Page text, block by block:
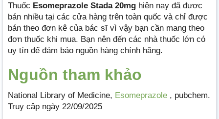
Thuốc Esomeprazole Stada 20mg hiện nay đã được
bán nhiều tại các cửa hàng trên toàn quốc và chỉ được
bán theo đơn kê của bác sĩ vì vậy bạn cần mang theo
đơn thuốc khi mua. Bạn nên đến các nhà thuốc lớn có
uy tín để đảm bảo nguồn hàng chính hãng.
Nguồn tham khảo
National Library of Medicine, Esomeprazole , pubchem.
Truy cập ngày 22/09/2025